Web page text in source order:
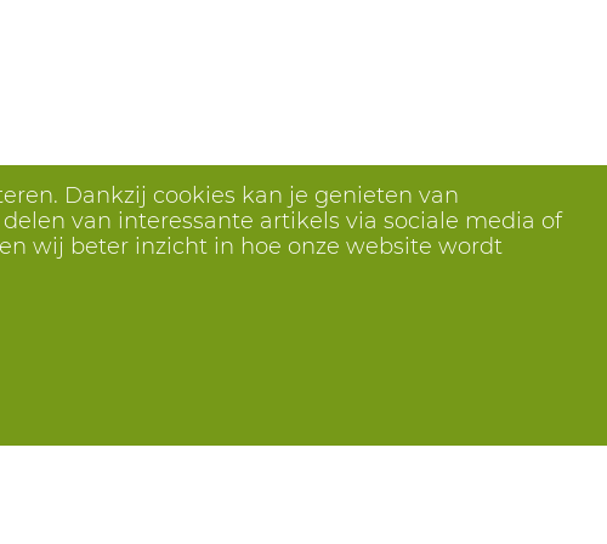
Dankzij cookies kan je genieten van
van interessante artikels via sociale media of
wij beter inzicht in hoe onze website wordt